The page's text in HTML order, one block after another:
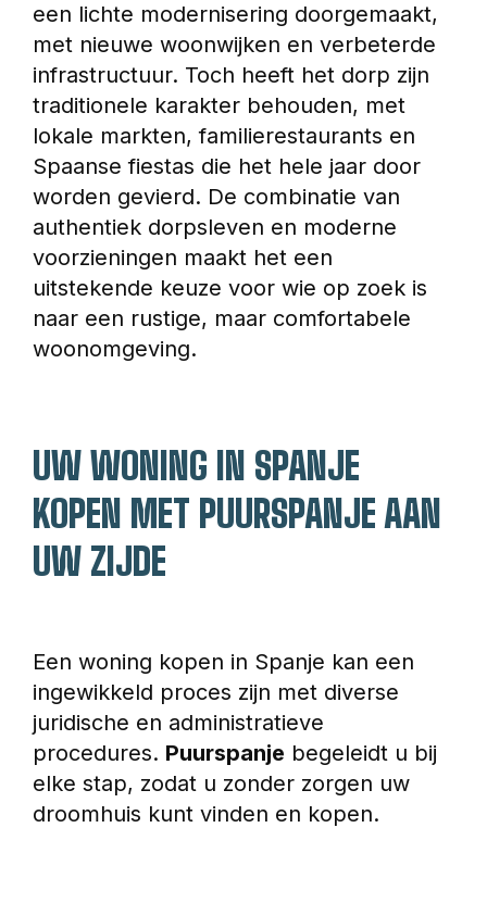
een lichte modernisering doorgemaakt,
met nieuwe woonwijken en verbeterde
infrastructuur. Toch heeft het dorp zijn
traditionele karakter behouden, met
lokale markten, familierestaurants en
Spaanse fiestas die het hele jaar door
worden gevierd. De combinatie van
authentiek dorpsleven en moderne
voorzieningen maakt het een
uitstekende keuze voor wie op zoek is
naar een rustige, maar comfortabele
woonomgeving.
UW WONING IN SPANJE
KOPEN MET PUURSPANJE AAN
UW ZIJDE
Een woning kopen in Spanje kan een
ingewikkeld proces zijn met diverse
juridische en administratieve
procedures. Puurspanje begeleidt u bij
elke stap, zodat u zonder zorgen uw
droomhuis kunt vinden en kopen.